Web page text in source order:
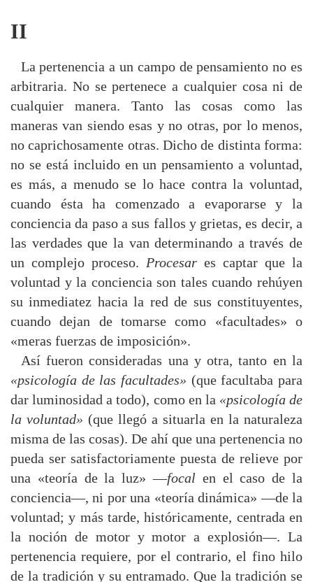
II
La pertenencia a un campo de pensamiento no es
arbitraria. No se pertenece a cualquier cosa ni de
cualquier manera. Tanto las cosas como las
maneras van siendo esas y no otras, por lo menos,
no caprichosamente otras. Dicho de distinta forma:
no se está incluido en un pensamiento a voluntad,
es más, a menudo se lo hace contra la voluntad,
cuando ésta ha comenzado a evaporarse y la
conciencia da paso a sus fallos y grietas, es decir, a
las verdades que la van determinando a través de
un complejo proceso. Procesar es captar que la
voluntad y la conciencia son tales cuando rehúyen
su inmediatez hacia la red de sus constituyentes,
cuando dejan de tomarse como «facultades» o
«meras fuerzas de imposición».
Así fueron consideradas una y otra, tanto en la
«psicología de las facultades» (que facultaba para
dar luminosidad a todo), como en la «psicología de
la voluntad» (que llegó a situarla en la naturaleza
misma de las cosas). De ahí que una pertenencia no
pueda ser satisfactoriamente puesta de relieve por
una «teoría de la luz» —focal en el caso de la
conciencia—, ni por una «teoría dinámica» —de la
voluntad; y más tarde, históricamente, centrada en
la noción de motor y motor a explosión—. La
pertenencia requiere, por el contrario, el fino hilo
de la tradición y su entramado. Que la tradición se